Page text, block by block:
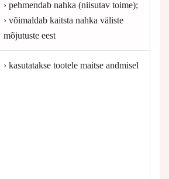
› pehmendab nahka (niisutav toime);
› võimaldab kaitsta nahka väliste
mõjutuste eest
› kasutatakse tootele maitse andmisel